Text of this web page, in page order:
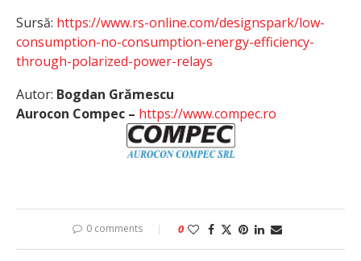
Sursă: https://www.rs-online.com/designspark/low-
consumption-no-consumption-energy-efficiency-
through-polarized-power-relays
Autor: Bogdan Grămescu
Aurocon Compec – https://www.compec.ro
0 comments 0